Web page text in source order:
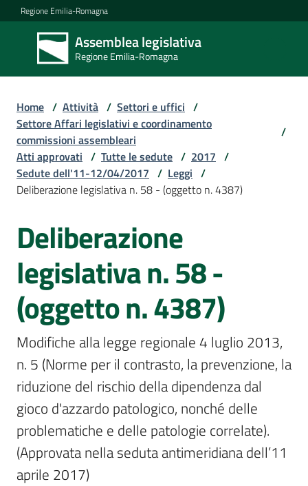
Vai al contenuto
Vai alla navigazione
Vai al footer
Regione Emilia-Romagna
Assemblea legislativa
Regione Emilia-Romagna
Assemblea
legislativa
Regione Emilia-
Assemblea
Per
media
Per
cittadini
Home / Attività / Settori e uffici /
Settore Affari legislativi e coordinamento
commissioni assembleari
/
Atti approvati / Tutte le sedute / 2017 /
Sedute dell'11-12/04/2017 / Leggi /
Deliberazione legislativa n. 58 - (oggetto n. 4387)
Deliberazione
legislativa n. 58 -
(oggetto n. 4387)
Modifiche alla legge regionale 4 luglio 2013,
n. 5 (Norme per il contrasto, la prevenzione, la
riduzione del rischio della dipendenza dal
gioco d'azzardo patologico, nonché delle
problematiche e delle patologie correlate).
(Approvata nella seduta antimeridiana dell’11
aprile 2017)